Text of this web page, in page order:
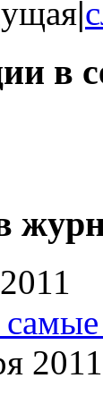
|
в
2011